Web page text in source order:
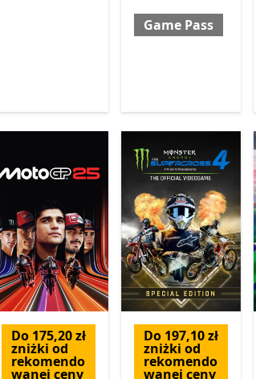
Game Pass
Do 175,20 zł
zniżki od
rekomendo
wanej ceny
Do 197,10 zł
zniżki od
rekomendo
wanej ceny